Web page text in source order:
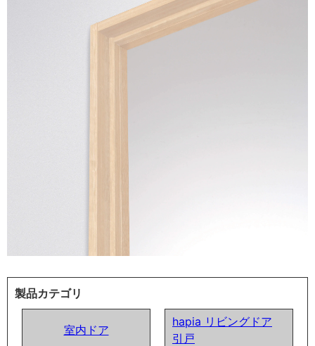
製品カテゴリ
室内ドア
hapia リビングドア
引戸